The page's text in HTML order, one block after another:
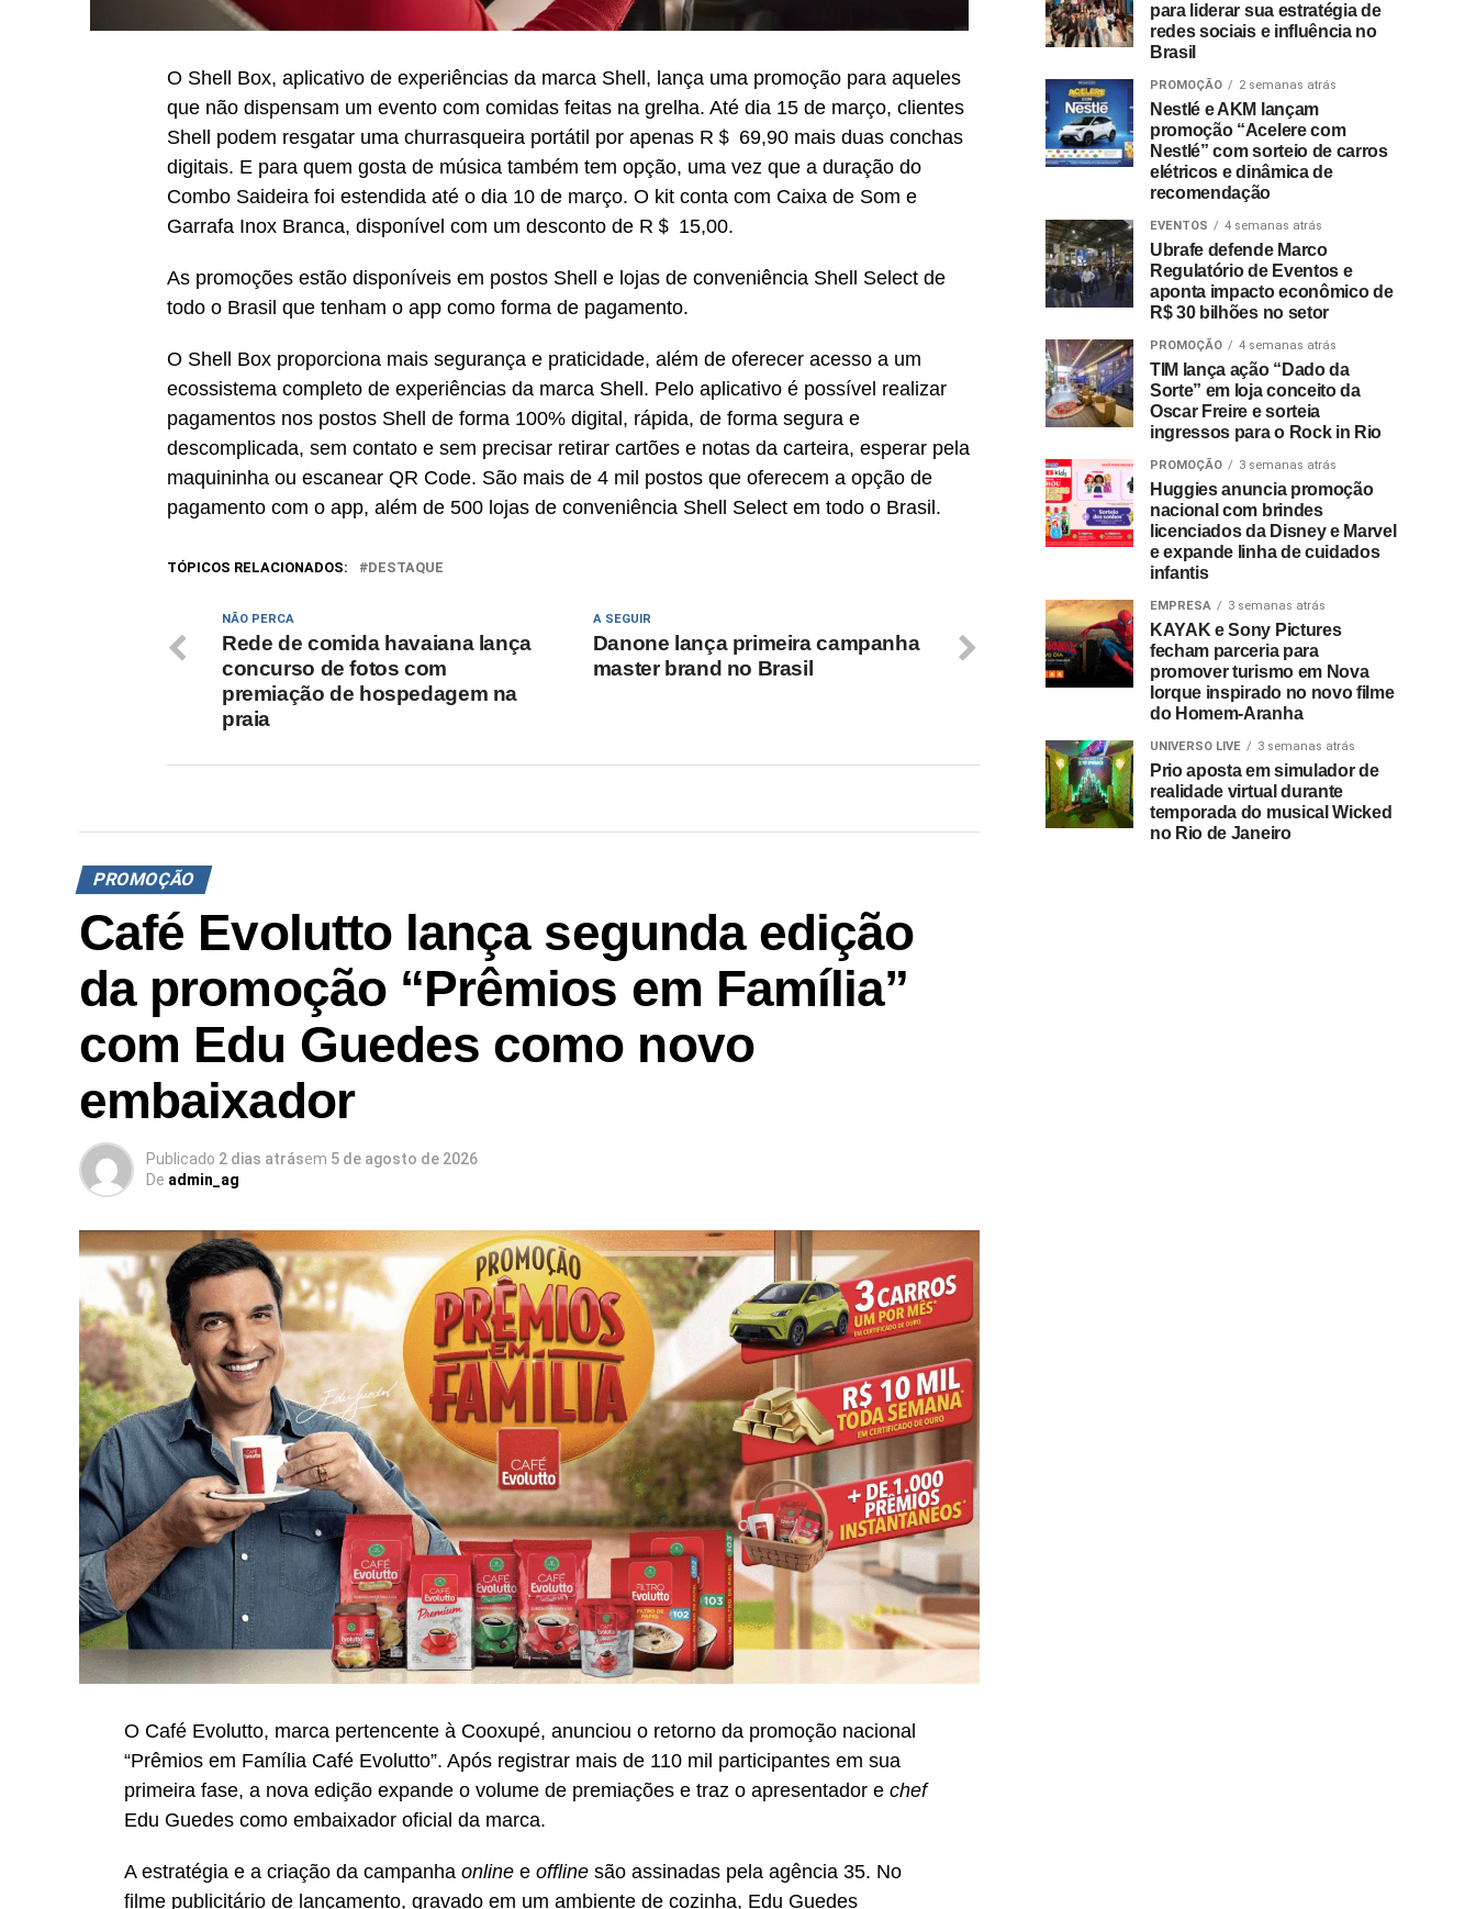
O Shell Box, aplicativo de experiências da marca Shell, lança uma promoção para aqueles
que não dispensam um evento com comidas feitas na grelha. Até dia 15 de março, clientes
Shell podem resgatar uma churrasqueira portátil por apenas R＄ 69,90 mais duas conchas
digitais. E para quem gosta de música também tem opção, uma vez que a duração do
Combo Saideira foi estendida até o dia 10 de março. O kit conta com Caixa de Som e
Garrafa Inox Branca, disponível com um desconto de R＄ 15,00.
As promoções estão disponíveis em postos Shell e lojas de conveniência Shell Select de
todo o Brasil que tenham o app como forma de pagamento.
O Shell Box proporciona mais segurança e praticidade, além de oferecer acesso a um
ecossistema completo de experiências da marca Shell. Pelo aplicativo é possível realizar
pagamentos nos postos Shell de forma 100% digital, rápida, de forma segura e
descomplicada, sem contato e sem precisar retirar cartões e notas da carteira, esperar pela
maquininha ou escanear QR Code. São mais de 4 mil postos que oferecem a opção de
pagamento com o app, além de 500 lojas de conveniência Shell Select em todo o Brasil.
TÓPICOS RELACIONADOS: DESTAQUE
A SEGUIR
Danone lança primeira campanha
master brand no Brasil
NÃO PERCA
Rede de comida havaiana lança
concurso de fotos com
premiação de hospedagem na
praia
PROMOÇÃO
Café Evolutto lança segunda edição
da promoção “Prêmios em Família”
com Edu Guedes como novo
embaixador
Publicado 2 dias atrásem 5 de agosto de 2026
De admin_ag
O Café Evolutto, marca pertencente à Cooxupé, anunciou o retorno da promoção nacional
“Prêmios em Família Café Evolutto”. Após registrar mais de 110 mil participantes em sua
primeira fase, a nova edição expande o volume de premiações e traz o apresentador e chef
Edu Guedes como embaixador oficial da marca.
A estratégia e a criação da campanha online e offline são assinadas pela agência 35. No
filme publicitário de lançamento, gravado em um ambiente de cozinha, Edu Guedes
para liderar sua estratégia de
redes sociais e influência no
Brasil
PROMOÇÃO 2 semanas atrás
Nestlé e AKM lançam
promoção “Acelere com
Nestlé” com sorteio de carros
elétricos e dinâmica de
recomendação
EVENTOS 4 semanas atrás
Ubrafe defende Marco
Regulatório de Eventos e
aponta impacto econômico de
R$ 30 bilhões no setor
PROMOÇÃO 4 semanas atrás
TIM lança ação “Dado da
Sorte” em loja conceito da
Oscar Freire e sorteia
ingressos para o Rock in Rio
PROMOÇÃO 3 semanas atrás
Huggies anuncia promoção
nacional com brindes
licenciados da Disney e Marvel
e expande linha de cuidados
infantis
EMPRESA 3 semanas atrás
KAYAK e Sony Pictures
fecham parceria para
promover turismo em Nova
Iorque inspirado no novo filme
do Homem-Aranha
UNIVERSO LIVE 3 semanas atrás
Prio aposta em simulador de
realidade virtual durante
temporada do musical Wicked
no Rio de Janeiro